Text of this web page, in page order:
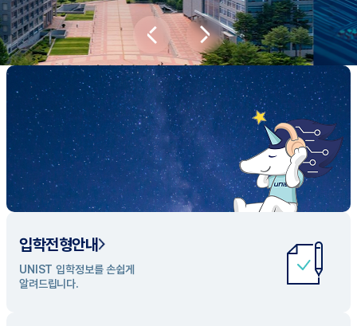
새내기학부에서
전공탐색 프로그램을 통해 나에게 맞는 최
적의 전공을 찾아보세요.
전공탐색 가이드 바로가기
UNIST 학과 소개
UNIST의 개성있는 학과들을
탐색해 보세요
입학전형안내
UNIST 입학정보를 손쉽게
알려드립니다.